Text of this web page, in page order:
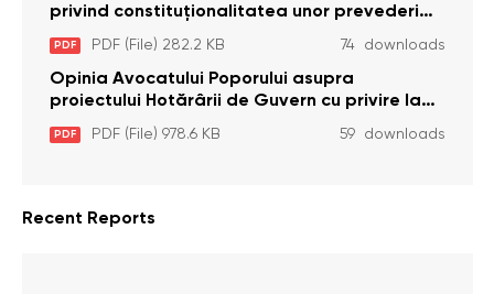
privind constituționalitatea unor prevederi
care interzic angajarea în organizațiile de
pază particulară a persoanelor condamnate
pentru comiterea cu intenție a unor infracțiuni
a fost luată în considerare de Curtea
Constituțională
PDF PDF (File) 282.2 KB 74 downloads
Opinia Avocatului Poporului asupra
proiectului Hotărârii de Guvern cu privire la
aprobarea proiectului de lege privind
activitatea sanitară veterinarăa
PDF PDF (File) 978.6 KB 59 downloads
Recent Reports